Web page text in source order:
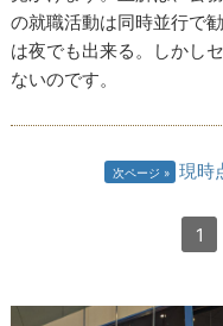
の就職活動は同時並行で
は夜でも出来る。しかし
ないのです。
次ページ 現時
1